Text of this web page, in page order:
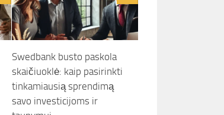
Swedbank busto paskola
skaičiuoklė: kaip pasirinkti
tinkamiausią sprendimą
savo investicijoms ir